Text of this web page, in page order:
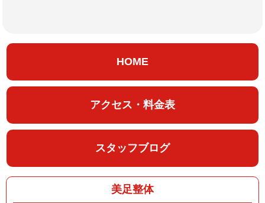
HOME
アクセス・料金表
スタッフブログ
美足整体